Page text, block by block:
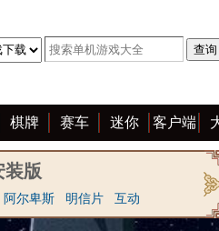
棋牌 赛车 迷你 客户端
装版
阿尔卑斯 明信片 互动